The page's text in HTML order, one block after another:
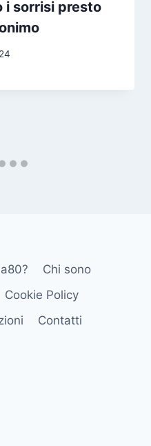
i sorrisi presto
Chi sono
Cookie Policy
Contatti